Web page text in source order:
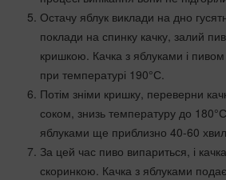
Остачу яблук виклади на дно
поклади на спинку качку, залий
кришкою. Качка з яблуками і пивом
при температурі 190°С.
Потім зніми кришку, переверни
соком, знизь температуру до 180°С
яблуками ще приблизно 40-60
За цей час пиво випариться, і
скоринкою. Качка з яблуками